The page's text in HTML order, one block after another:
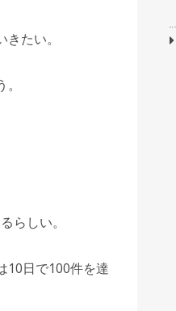
たい。
らしい。
10日で100件を達